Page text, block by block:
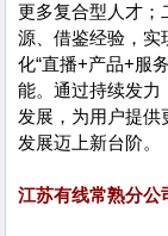
更多复合型人才；
源、借鉴经验，实
化“直播+产品+服
能。通过持续发力
发展，为用户提供
发展迈上新台阶。
江苏有线常熟分公